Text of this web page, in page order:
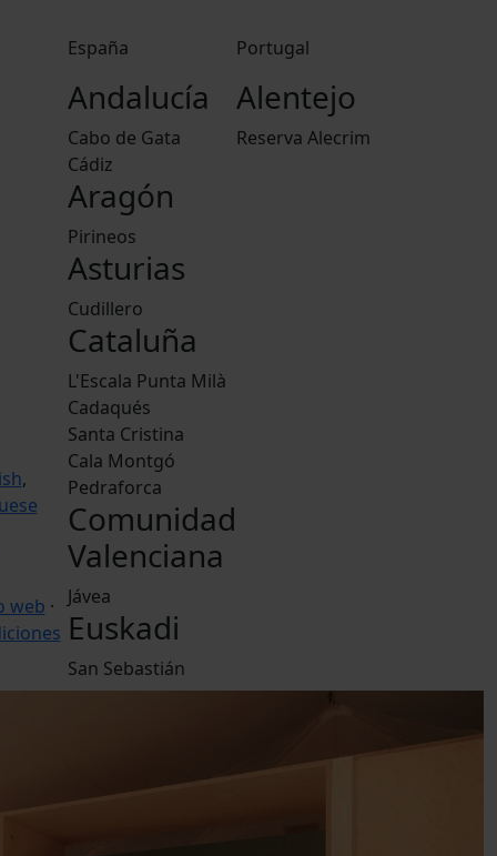
,
web ·
España
Andalucía
Cabo de Gata
Cádiz
Aragón
Pirineos
Asturias
Cudillero
Cataluña
L'Escala Punta Milà
Cadaqués
Santa Cristina
Cala Montgó
Pedraforca
Comunidad
Valenciana
Jávea
Euskadi
San Sebastián
Portugal
Alentejo
Reserva Alecrim